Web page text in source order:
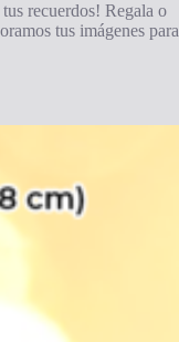
recuerdos! Regala o
tus imágenes para